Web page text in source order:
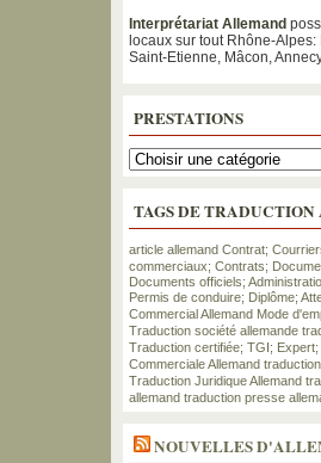
Interprétariat Allemand
locaux sur tout Rhône-
Saint-Etienne, Mâcon,
PRESTATIONS
TAGS DE
article allemand Contrat;
commerciaux; Contrats;
Documents officiels;
Permis de conduire; Diplôme;
Commercial Allemand Mode
Traduction société allemande
Traduction certifiée; TGI; Expert;
Commerciale Allemand
Traduction Juridique Allemand
allemand traduction presse
NOUVELLES